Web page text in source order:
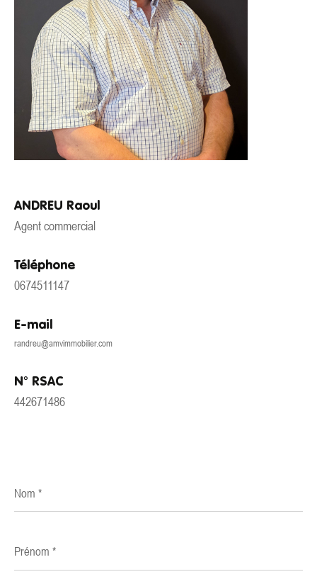
ANDREU Raoul
Agent commercial
Téléphone
0674511147
E-mail
randreu@amvimmobilier.com
N° RSAC
442671486
*
*